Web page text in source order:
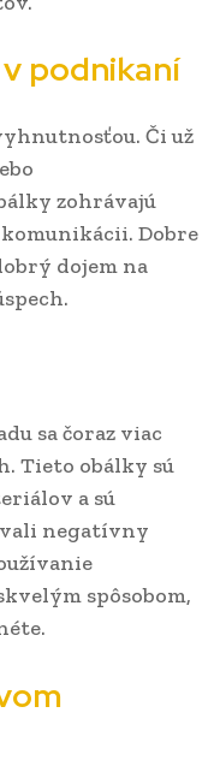
podnikaní
Či už
zohrávajú
Dobre
dojem na
sa čoraz viac
Tieto obálky sú
a sú
negatívny
spôsobom,